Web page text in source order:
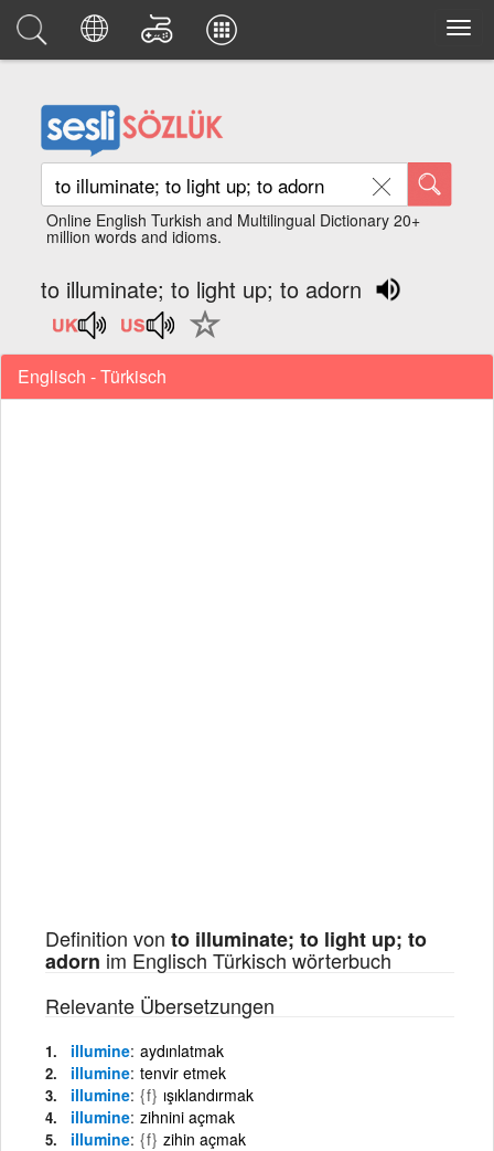
Online English Turkish and Multilingual Dictionary 20+
million words and idioms.
to illuminate; to light up; to adorn
Englisch - Türkisch
Definition von to illuminate; to light up; to
adorn im Englisch Türkisch wörterbuch
Relevante Übersetzungen
illumine aydınlatmak
illumine tenvir etmek
illumine {f} ışıklandırmak
illumine zihnini açmak
illumine {f} zihin açmak